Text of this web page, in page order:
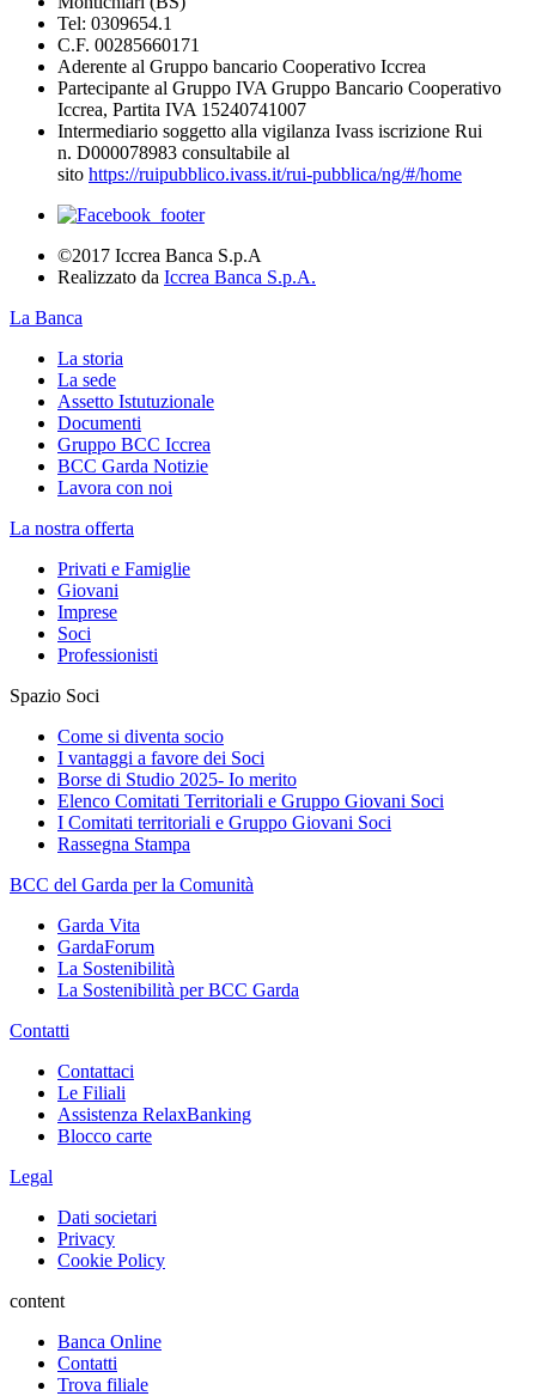
Tel: 0309654.1
C.F. 00285660171
Aderente al Gruppo bancario Cooperativo Iccrea
Partecipante al Gruppo IVA Gruppo Bancario Cooperativo
Iccrea, Partita IVA 15240741007
Intermediario soggetto alla vigilanza Ivass iscrizione Rui
n. D000078983 consultabile al
sito https://ruipubblico.ivass.it/rui-pubblica/ng/#/home
©2017 Iccrea Banca S.p.A
Realizzato da Iccrea Banca S.p.A.
La Banca
La storia
La sede
Assetto Istutuzionale
Documenti
Gruppo BCC Iccrea
BCC Garda Notizie
Lavora con noi
La nostra offerta
Privati e Famiglie
Giovani
Imprese
Soci
Professionisti
Spazio Soci
Come si diventa socio
I vantaggi a favore dei Soci
Borse di Studio 2025- Io merito
Elenco Comitati Territoriali e Gruppo Giovani Soci
I Comitati territoriali e Gruppo Giovani Soci
Rassegna Stampa
BCC del Garda per la Comunità
Garda Vita
GardaForum
La Sostenibilità
La Sostenibilità per BCC Garda
Contatti
Contattaci
Le Filiali
Assistenza RelaxBanking
Blocco carte
Legal
Dati societari
Privacy
Cookie Policy
content
Banca Online
Contatti
Trova filiale